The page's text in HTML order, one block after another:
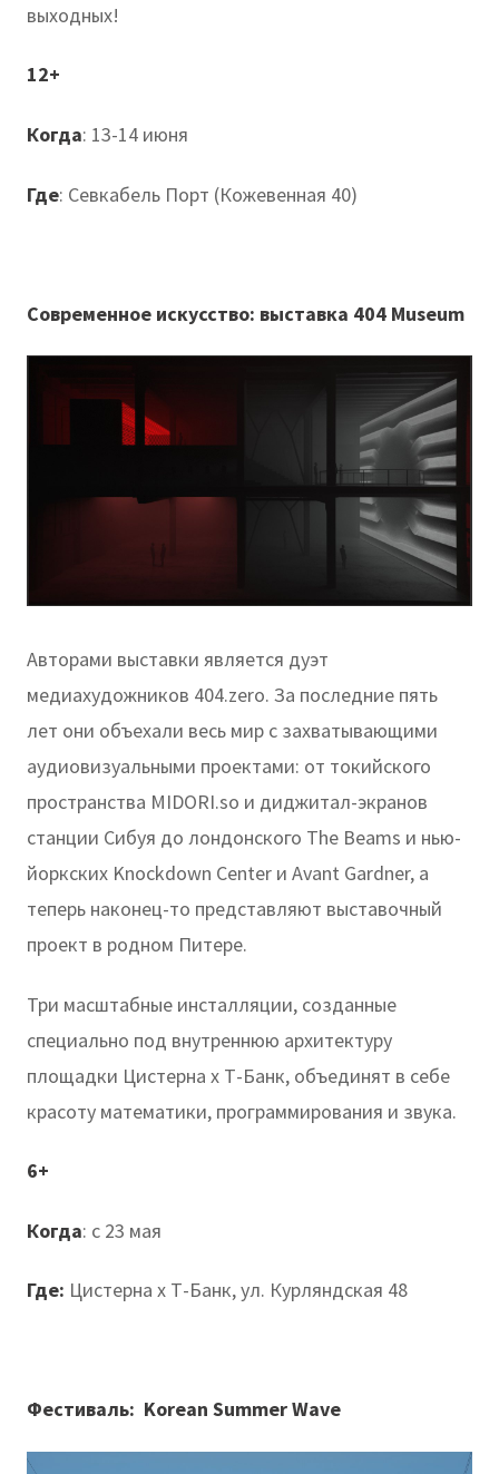
выходных!
12+
Когда: 13-14 июня
Где: Севкабель Порт (Кожевенная 40)
Современное искусство: выставка 404 Museum
Авторами выставки является дуэт
медиахудожников 404.zero. За последние пять
лет они объехали весь мир с захватывающими
аудиовизуальными проектами: от токийского
пространства MIDORI.so и диджитал-экранов
станции Сибуя до лондонского The Beams и нью-
йоркских Knockdown Center и Avant Gardner, а
теперь наконец-то представляют выставочный
проект в родном Питере.
Три масштабные инсталляции, созданные
специально под внутреннюю архитектуру
площадки Цистерна х Т-Банк, объединят в себе
красоту математики, программирования и звука.
6+
Когда: с 23 мая
Где: Цистерна х Т-Банк, ул. Курляндская 48
Фестиваль: Korean Summer Wave